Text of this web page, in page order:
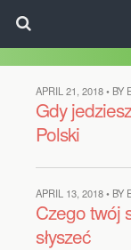
APRIL 21, 2018 • BY
Gdy
Polski
APRIL 13, 2018 • BY
Czego twój
słyszeć